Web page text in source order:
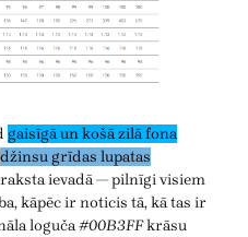
gaisīgā un košā zilā fona
džinsu grīdas lupatas
ievadā — pilnīgi visiem
kāpēc ir noticis tā, kā tas ir
loguča#00B3FFkrāsu